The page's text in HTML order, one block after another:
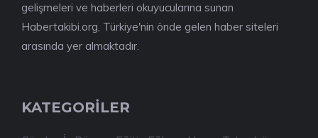
gelişmeleri ve haberleri okuyucularına sunan
Habertakibi.org, Türkiye'nin önde gelen haber siteleri
arasında yer almaktadır.
KATEGORİLER